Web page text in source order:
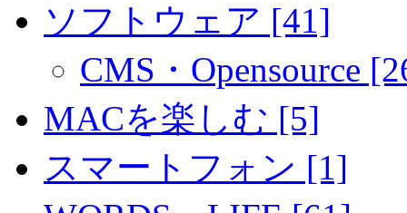
ソフトウェア [41]
CMS・Opensource
MACを楽しむ [5]
スマートフォン [1]